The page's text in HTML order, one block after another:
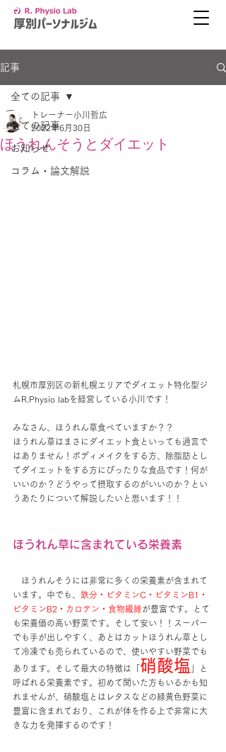
記事
全ての記事
お知らせ
コラム・論文解説
全ての記事
ほうれんそうとダイエット
トレーナー小川哲広
2022年6月30日
札幌市厚別区の新札幌エリアでダイエット特化型ジ
ムR.Physio labを経営している小川です！
みなさん、ほうれん草食べていますか？？
ほうれん草はまさにダイエット食といっても過言で
はありません！ボディメイクをする方、除脂肪とし
てダイエットをする方にぴったりな食品です！何が
いいのか？どうやって摂取するのがいいのか？とい
うあたりについて解説したいと思います！！
ほうれん草に含まれている栄養素
ほうれんそうには非常に多くの栄養素が含まれて
います。中でも、 鉄分・ビタミンC・ビタミンB1・
ビタミンB2・カロテン・食物繊維が豊富です。とて
も栄養価の高い野菜です。そして安い！！スーパー
でも手が出しやすく、あとはカットほうれん草とし
て冷凍でも売られているので、使いやすい野菜でも
あります。そして最大の特徴は「 硝酸塩
」と
呼ばれる栄養素です。初めて聞いた方もいるかも知
れませんが、硝酸塩とはレタスなどの緑黄色野菜に
豊富に含まれており、これが体を作る上で非常に大
きな力を発揮するのです！